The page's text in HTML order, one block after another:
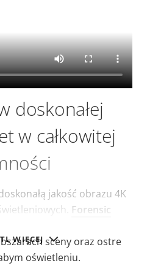
WIĘCEJ
doskonałej
w całkowitej
jakość obrazu 4K
Forensic
sceny oraz ostre
oświetleniu.